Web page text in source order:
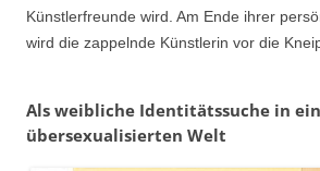
Künstlerfreunde wird. Am Ende ihrer
wird die zappelnde Künstlerin vor die
Als weibliche Identitätssuche in
übersexualisierten Welt